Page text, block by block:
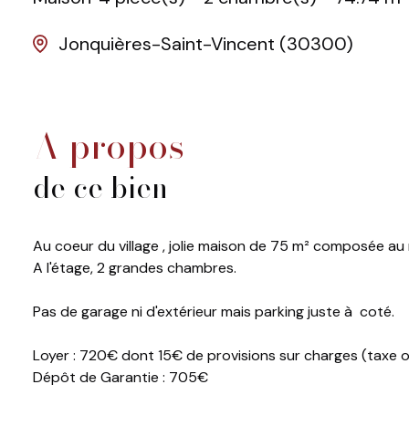
Jonquières-Saint-Vincent (30300)
a propos
de ce bien
Au coeur du village , jolie maison de 75 m² composée
A l'étage, 2 grandes chambres.
Pas de garage ni d'extérieur mais parking juste à coté.
Loyer : 720€ dont 15€ de provisions sur charges (taxe
Dépôt de Garantie : 705€